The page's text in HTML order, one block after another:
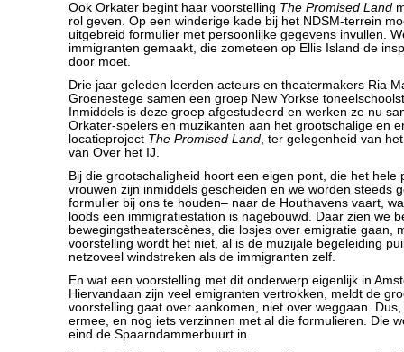
Ook Orkater begint haar voorstelling The Promised Land
rol geven. Op een winderige kade bij het NDSM-terrein
uitgebreid formulier met persoonlijke gegevens invullen.
immigranten gemaakt, die zometeen op Ellis Island de
door moet.
Drie jaar geleden leerden acteurs en theatermakers Ria
Groenestege samen een groep New Yorkse
Inmiddels is deze groep afgestudeerd en werken ze nu
Orkater-spelers en muzikanten aan het grootschalige en
locatieproject The Promised Land, ter gelegenheid van
van Over het IJ.
Bij die grootschaligheid hoort een eigen pont, die het hele
vrouwen zijn inmiddels gescheiden en we worden steeds
formulier bij ons te houden– naar de Houthavens vaart,
loods een immigratiestation is nagebouwd. Daar zien we
bewegingstheaterscènes, die losjes over emigratie gaan,
voorstelling wordt het niet, al is de muzijale begeleiding
netzoveel windstreken als de immigranten zelf.
En wat een voorstelling met dit onderwerp eigenlijk in
Hiervandaan zijn veel emigranten vertrokken, meldt de
voorstelling gaat over aankomen, niet over weggaan.
ermee, en nog iets verzinnen met al die formulieren. Die
eind de Spaarndammerbuurt in.